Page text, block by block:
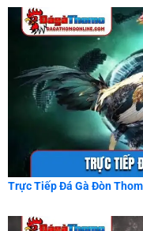
Trực Tiếp Đá Gà Đòn